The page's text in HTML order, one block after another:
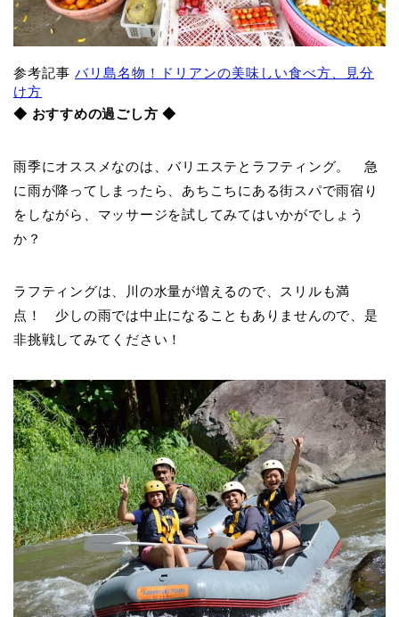
参考記事 バリ島名物！ドリアンの美味しい食べ方、見分
け方
◆ おすすめの過ごし方 ◆
雨季にオススメなのは、バリエステとラフティング。 急
に雨が降ってしまったら、あちこちにある街スパで雨宿り
をしながら、マッサージを試してみてはいかがでしょう
か？
ラフティングは、川の水量が増えるので、スリルも満
点！ 少しの雨では中止になることもありませんので、是
非挑戦してみてください！